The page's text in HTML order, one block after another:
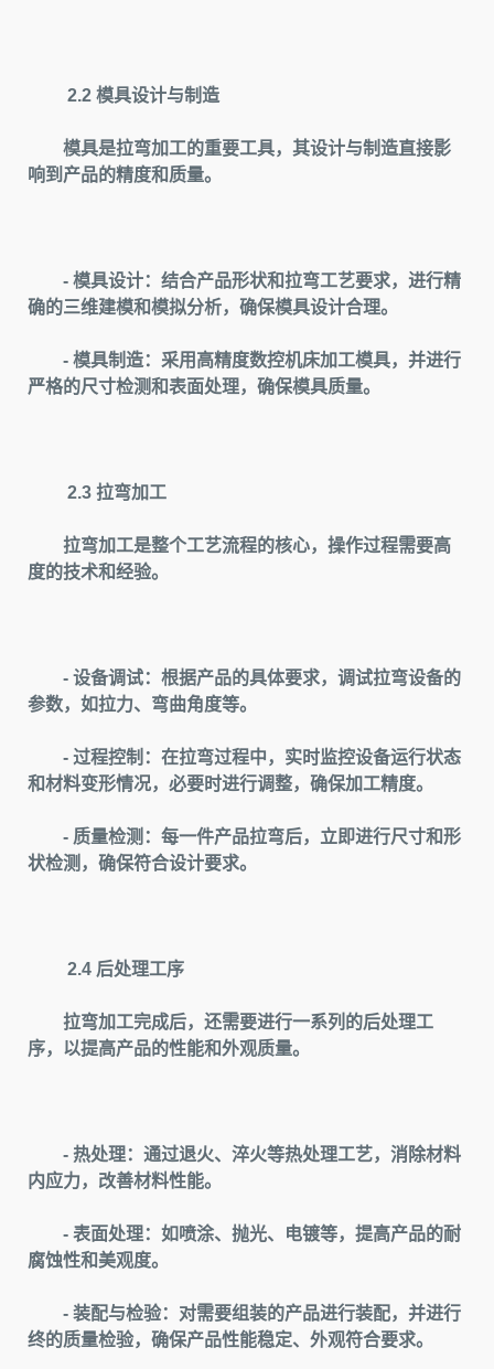
2.2 模具设计与制造
模具是拉弯加工的重要工具，其设计与制造直接影
响到产品的精度和质量。
- 模具设计：结合产品形状和拉弯工艺要求，进行精
确的三维建模和模拟分析，确保模具设计合理。
- 模具制造：采用高精度数控机床加工模具，并进行
严格的尺寸检测和表面处理，确保模具质量。
2.3 拉弯加工
拉弯加工是整个工艺流程的核心，操作过程需要高
度的技术和经验。
- 设备调试：根据产品的具体要求，调试拉弯设备的
参数，如拉力、弯曲角度等。
- 过程控制：在拉弯过程中，实时监控设备运行状态
和材料变形情况，必要时进行调整，确保加工精度。
- 质量检测：每一件产品拉弯后，立即进行尺寸和形
状检测，确保符合设计要求。
2.4 后处理工序
拉弯加工完成后，还需要进行一系列的后处理工
序，以提高产品的性能和外观质量。
- 热处理：通过退火、淬火等热处理工艺，消除材料
内应力，改善材料性能。
- 表面处理：如喷涂、抛光、电镀等，提高产品的耐
腐蚀性和美观度。
- 装配与检验：对需要组装的产品进行装配，并进行
终的质量检验，确保产品性能稳定、外观符合要求。